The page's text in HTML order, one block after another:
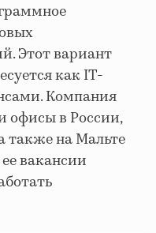
Этот вариант
как IT-
Компания
офисы в России,
также на Мальте
вакансии